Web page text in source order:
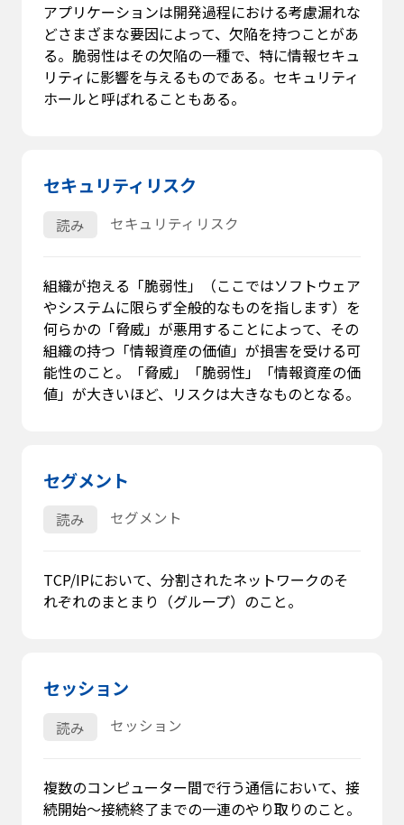
アプリケーションは開発過程における考慮漏れな
どさまざまな要因によって、欠陥を持つことがあ
る。脆弱性はその欠陥の一種で、特に情報セキュ
リティに影響を与えるものである。セキュリティ
ホールと呼ばれることもある。
セキュリティリスク
読み セキュリティリスク
組織が抱える「脆弱性」（ここではソフトウェア
やシステムに限らず全般的なものを指します）を
何らかの「脅威」が悪用することによって、その
組織の持つ「情報資産の価値」が損害を受ける可
能性のこと。「脅威」「脆弱性」「情報資産の価
値」が大きいほど、リスクは大きなものとなる。
セグメント
読み セグメント
TCP/IPにおいて、分割されたネットワークのそ
れぞれのまとまり（グループ）のこと。
セッション
読み セッション
複数のコンピューター間で行う通信において、接
続開始～接続終了までの一連のやり取りのこと。